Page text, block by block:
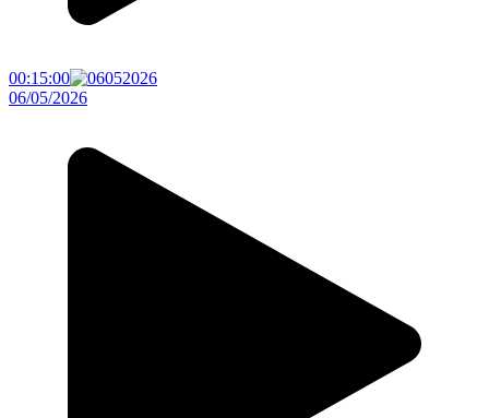
00:15:00
06/05/2026